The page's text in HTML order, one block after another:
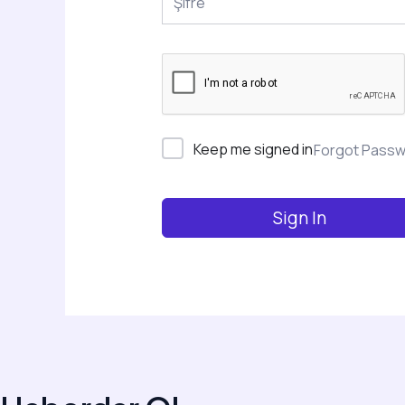
Keep me signed inForgot
Sign In